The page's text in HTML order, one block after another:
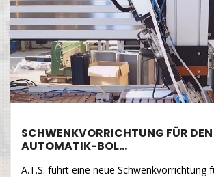
SCHWENKVORRICHTUNG FÜR DEN
AUTOMATIK-BOL…
A.T.S. führt eine neue Schwenkvorrichtung